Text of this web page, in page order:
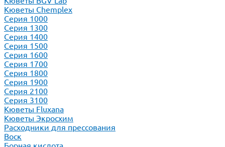
Кюветы Chemplex
Серия 1000
Серия 1300
Серия 1400
Серия 1500
Серия 1600
Серия 1700
Серия 1800
Серия 1900
Серия 2100
Серия 3100
Кюветы Fluxana
Кюветы Экросхим
Расходники для прессования
Воск